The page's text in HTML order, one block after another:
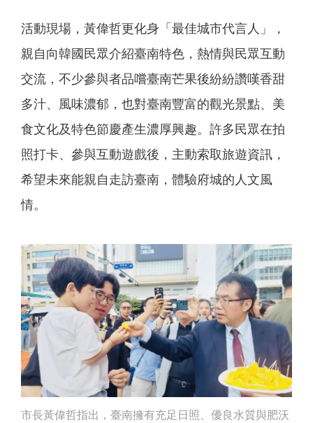
活動現場，黃偉哲更化身「最佳城市代言人」，
親自向韓國民眾介紹臺南特色，熱情與民眾互動
交流，不少參與者品嚐臺南芒果後紛紛讚嘆香甜
多汁、風味濃郁，也對臺南豐富的觀光景點、美
食文化及特色節慶產生濃厚興趣。許多民眾在拍
照打卡、參與互動遊戲後，主動索取旅遊資訊，
希望未來能親自走訪臺南，體驗府城的人文風
情。
市長黃偉哲指出，臺南擁有充足日照、優良水質與肥沃